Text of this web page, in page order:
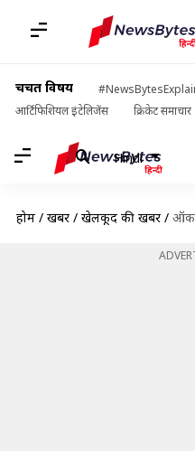
चर्चित विषय
आर्टिफिशियल इंटेलिजेंस
क्रिकेट समाचार
Hindi
होम / खबरें / खेलकूद की खबरें / ऑकलैंड के